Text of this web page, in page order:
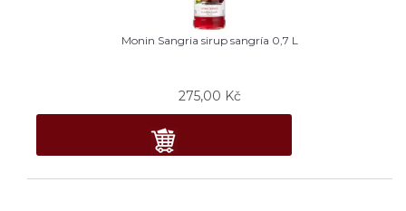
Monin Sangria sirup sangría 0,7 L
275,00 Kč